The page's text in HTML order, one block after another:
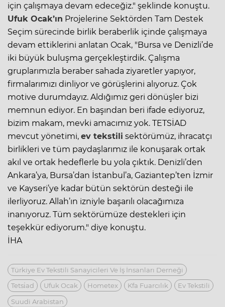
için çalışmaya devam edeceğiz." şeklinde konuştu.
Ufuk Ocak’ın Projelerine Sektörden Tam Destek
Seçim sürecinde birlik beraberlik içinde çalışmaya
devam ettiklerini anlatan Ocak, "Bursa ve Denizli’de
iki büyük buluşma gerçekleştirdik. Çalışma
gruplarımızla beraber sahada ziyaretler yapıyor,
firmalarımızı dinliyor ve görüşlerini alıyoruz. Çok
motive durumdayız. Aldığımız geri dönüşler bizi
memnun ediyor. En başından beri ifade ediyoruz,
bizim makam, mevki amacımız yok. TETSİAD
mevcut yönetimi, ev tekstili sektörümüz, ihracatçı
birlikleri ve tüm paydaşlarımız ile konuşarak ortak
akıl ve ortak hedeflerle bu yola çıktık. Denizli’den
Ankara’ya, Bursa’dan İstanbul’a, Gaziantep’ten İzmir
ve Kayseri’ye kadar bütün sektörün desteği ile
ilerliyoruz. Allah’ın izniyle başarılı olacağımıza
inanıyoruz. Tüm sektörümüze destekleri için
teşekkür ediyorum." diye konuştu.
İHA
Türkiye Ev Tekstili Sanayicileri Ve İş İnsanları Derneği
Tetsi̇ad
Ufuk Ocak Hometex Kfa Fuarcılık
Ev Tekstili
Suudi Arabistan